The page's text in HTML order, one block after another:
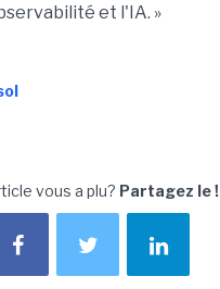
et l'IA. »
vous a plu? Partagez le !